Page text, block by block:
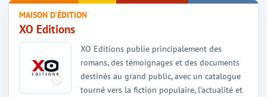
MAISON D'ÉDITION
XO Editions
XO Editions publie principalement des
romans, des témoignages et des documents
destinés au grand public, avec un catalogue
tourné vers la fiction populaire, l'actualité et